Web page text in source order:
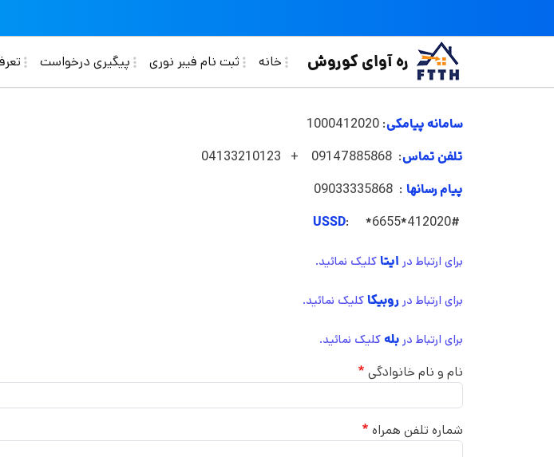
ره آوای کوروش Main navigation
خانه ثبت نام فیبر نوری پیگیری درخواست
سامانه پیامکی: 1000412020
تلفن تماس: 09147885868 + 04133210123
پیام رسانها : 09033335868
USSD: *6655*412020#
برای ارتباط در ایتا کلیک نمائید.
برای ارتباط در روبیکا کلیک نمائید.
برای ارتباط در بله کلیک نمائید.
نام و نام خانوادگی
شماره تلفن همراه